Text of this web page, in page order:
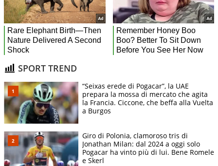
SPORT TREND
“Seixas erede di Pogacar”, la UAE
prepara la mossa di mercato che agita
la Francia. Ciccone, che beffa alla Vuelta
a Burgos
Giro di Polonia, clamoroso tris di
Jonathan Milan: dal 2024 a oggi solo
Pogacar ha vinto più di lui. Bene Romele
e Skerl